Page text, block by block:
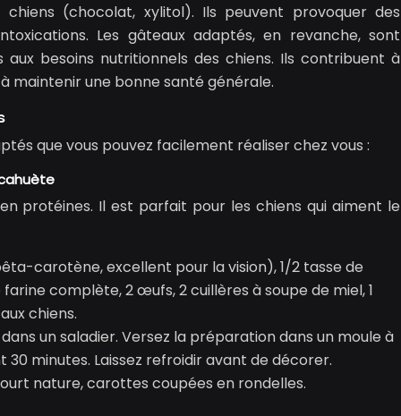
(chocolat, xylitol). Ils peuvent provoquer des
Les gâteaux adaptés, en revanche, sont
besoins nutritionnels des chiens. Ils contribuent à
maintenir une bonne santé générale.
que vous pouvez facilement réaliser chez vous :
protéines. Il est parfait pour les chiens qui aiment le
carotène, excellent pour la vision), 1/2 tasse de
complète, 2 œufs, 2 cuillères à soupe de miel, 1
chiens.
un saladier. Versez la préparation dans un moule à
30 minutes. Laissez refroidir avant de décorer.
nature, carottes coupées en rondelles.